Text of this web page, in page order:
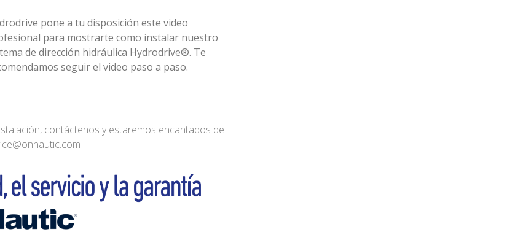
pone a tu disposición este video
para mostrarte como instalar nuestro
de dirección hidráulica Hydrodrive®. Te
seguir el video paso a paso.
contáctenos y estaremos encantados de